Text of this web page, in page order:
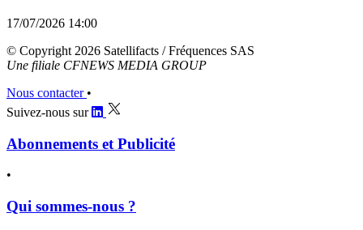
17/07/2026 14:00
© Copyright 2026 Satellifacts / Fréquences SAS
Une filiale CFNEWS MEDIA GROUP
Nous contacter •
Suivez-nous sur
Abonnements et Publicité
•
Qui sommes-nous ?